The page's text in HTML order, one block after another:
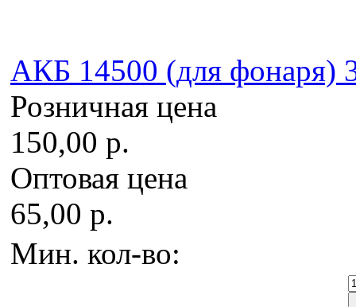
AКБ 14500 (для фонаря)
Розничная цена
150,00 р.
Оптовая цена
65,00 р.
Мин. кол-во: